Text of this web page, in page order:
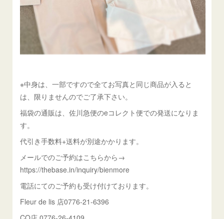
※中身は、一部ですので全てお写真と同じ商品が入ると
は、限りませんのでご了承下さい。
福袋の通販は、佐川急便のeコレクト便での発送になりま
す。
代引き手数料+送料が別途かかります。
メールでのご予約はこちらから→
https://thebase.in/inquiry/bienmore
電話にてのご予約も受け付けております。
Fleur de lis 店0776-21-6396